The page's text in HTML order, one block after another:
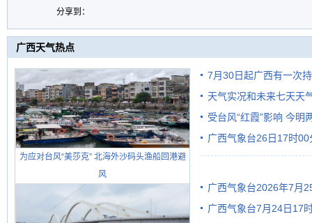
分享到：
广西天气热点
为应对台风“美莎克” 北海外沙码头渔船回港避
风
7月30日起广西有一次
天气实况和未来七天天
受台风“红霞”影响 今明
有较强降雨
广西气象台26日17时
广西气象台2026年7月
级预警
广西气象台7月24日17